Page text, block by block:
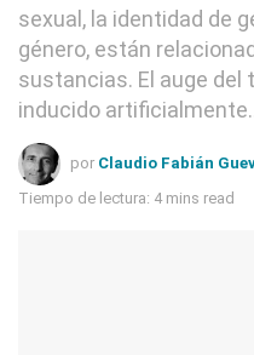
sexual, la identidad de
género, están
sustancias. El auge
inducido
por Claudio Fabián
Tiempo de lectura: 4 mins read